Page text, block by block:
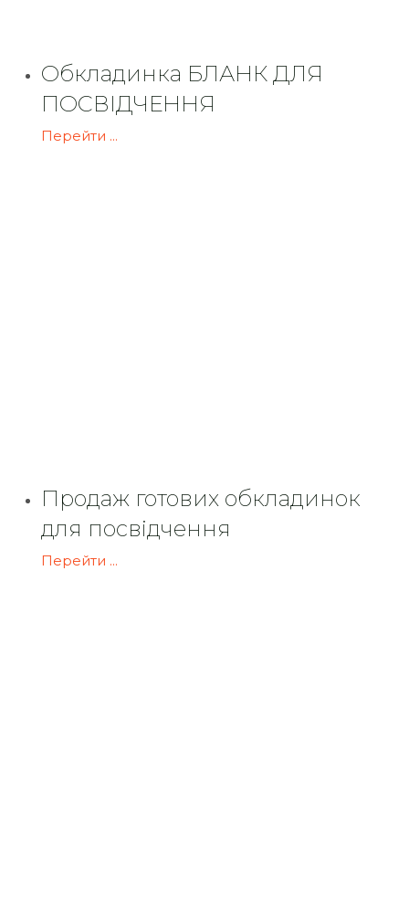
Обкладинка БЛАНК ДЛЯ
ПОСВІДЧЕННЯ
Перейти ...
Продаж готових обкладинок
для посвідчення
Перейти ...